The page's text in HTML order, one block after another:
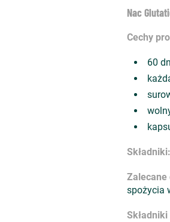
Nac
Cechy
60
Składniki:
Zalecane
spożycia